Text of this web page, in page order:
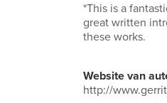
*This is a
great written
these works.
Website van
http://